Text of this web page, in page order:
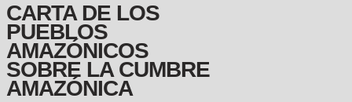
CARTA DE LOS
PUEBLOS
AMAZÓNICOS
SOBRE LA CUMBRE
AMAZÓNICA